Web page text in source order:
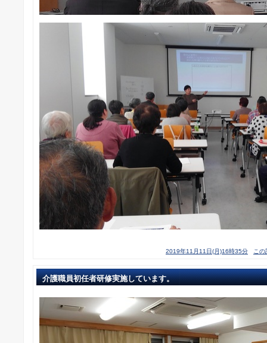
2019年11月11日(月)16時35分 こ
介護職員初任者研修実施しています。